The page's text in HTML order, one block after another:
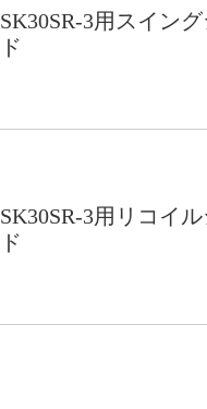
SK30SR-3用スイン
ド
SK30SR-3用リコイ
ド